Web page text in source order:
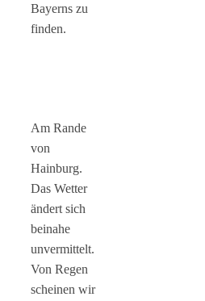
Bayerns zu
finden.
Am Rande
von
Hainburg.
Das Wetter
ändert sich
beinahe
unvermittelt.
Von Regen
scheinen wir